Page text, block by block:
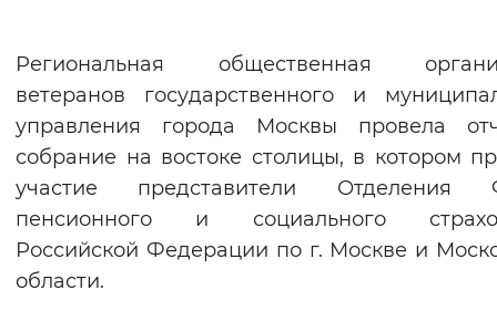
Цвет сайта
Инверсивный
Синий фон
Изображения
Включены Выключены
Региональная общественная
ветеранов государственного и
управления города Москвы провела
собрание на востоке столицы, в котором
участие представители Отделения
пенсионного и социального
Российской Федерации по г. Москве и
области.